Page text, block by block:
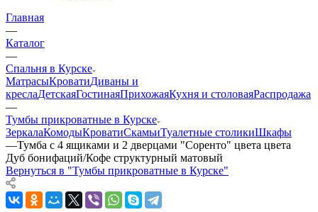
Главная
—
Каталог
—
Спальня в Курске
МатрасыКроватиДиваны и
креслаДетскаяГостинаяПрихожаяКухня и столоваяРаспродажа
—
Тумбы прикроватные в Курске
ЗеркалаКомодыКроватиСкамьиТуалетные столикиШкафы
—Тумба с 4 ящиками и 2 дверцами "Соренто" цвета цвета
Дуб бонифаций/Кофе структурный матовый
Вернуться в "Тумбы прикроватные в Курске"